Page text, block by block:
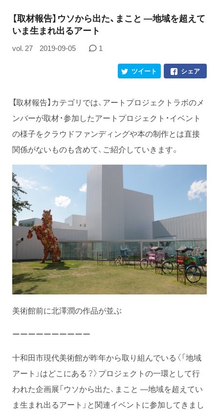
【取材報告】ウソから出た、まこと ―地域を超えて
いま生まれ出るアート
vol. 27 2019-09-05 1
シェア
ツイート
【取材報告】カテゴリでは、アートプロジェクトラボのメ
ンバーが取材・参加したアートプロジェクト・イベント
の様子をクラウドファンディングや本の制作とは直接
関係がないものも含めて、ご紹介していきます。
美術館前に北澤潤の作品が並ぶ
ーーーーーーーーーー
十和田市現代美術館が昨年から取り組んでいる〈「地域
アート」はどこにある？〉プロジェクトの一環として行
われた企画展「ウソから出た、まこと ―地域を超えてい
ま生まれ出るアート」と関連イベントに参加してきまし